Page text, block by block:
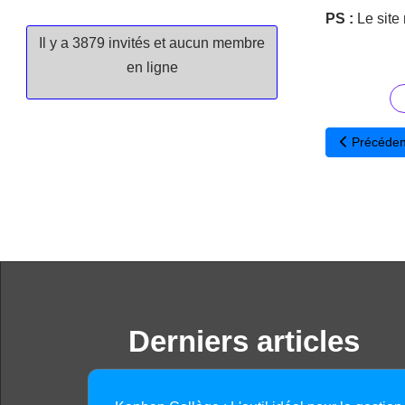
Il y a 3879 invités et aucun membre
en ligne
PS : Le site
Article
Derniers articles